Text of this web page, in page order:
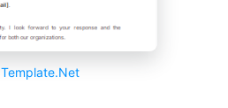
Template.Net